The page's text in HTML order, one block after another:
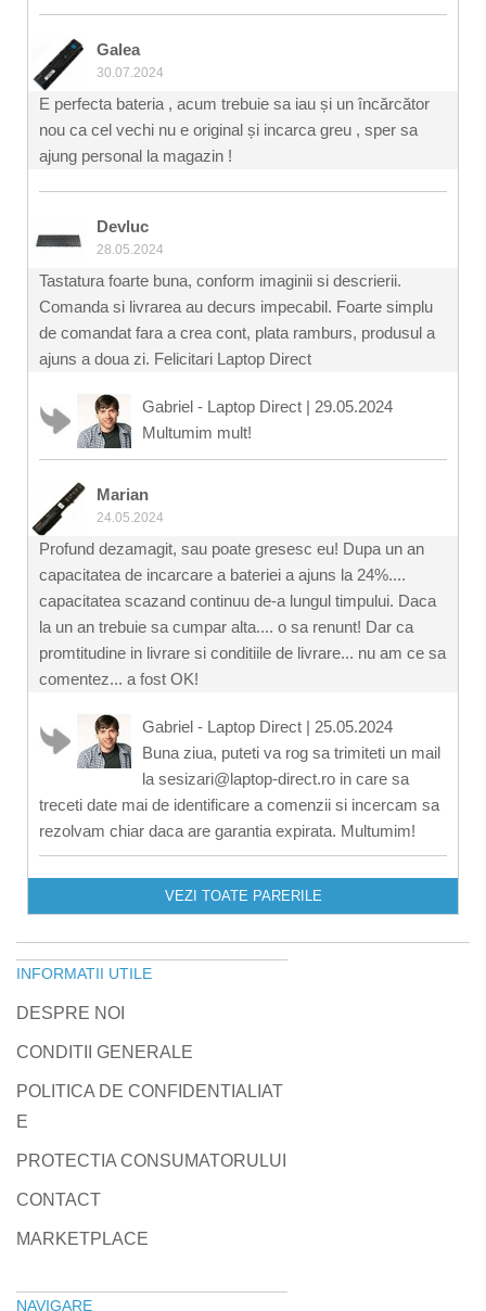
Galea
30.07.2024
E perfecta bateria , acum trebuie sa iau și un încărcător
nou ca cel vechi nu e original și incarca greu , sper sa
ajung personal la magazin !
Devluc
28.05.2024
Tastatura foarte buna, conform imaginii si descrierii.
Comanda si livrarea au decurs impecabil. Foarte simplu
de comandat fara a crea cont, plata ramburs, produsul a
ajuns a doua zi. Felicitari Laptop Direct
Gabriel - Laptop Direct | 29.05.2024
Multumim mult!
Marian
24.05.2024
Profund dezamagit, sau poate gresesc eu! Dupa un an
capacitatea de incarcare a bateriei a ajuns la 24%....
capacitatea scazand continuu de-a lungul timpului. Daca
la un an trebuie sa cumpar alta.... o sa renunt! Dar ca
promtitudine in livrare si conditiile de livrare... nu am ce sa
comentez... a fost OK!
Gabriel - Laptop Direct | 25.05.2024
Buna ziua, puteti va rog sa trimiteti un mail
la sesizari@laptop-direct.ro in care sa
treceti date mai de identificare a comenzii si incercam sa
rezolvam chiar daca are garantia expirata. Multumim!
VEZI TOATE PARERILE
INFORMATII UTILE
DESPRE NOI
CONDITII GENERALE
POLITICA DE CONFIDENTIALIAT
E
PROTECTIA CONSUMATORULUI
CONTACT
MARKETPLACE
NAVIGARE